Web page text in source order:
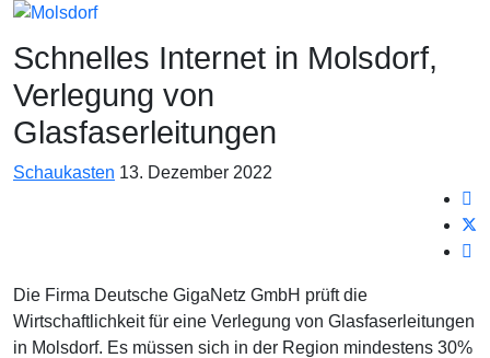
Schnelles Internet in Molsdorf,
Verlegung von
Glasfaserleitungen
Schaukasten 13. Dezember 2022
Die Firma Deutsche GigaNetz GmbH prüft die
Wirtschaftlichkeit für eine Verlegung von Glasfaserleitungen
in Molsdorf. Es müssen sich in der Region mindestens 30%